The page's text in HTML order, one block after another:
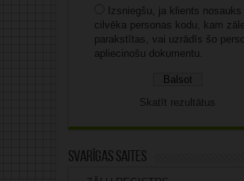
Izsniegšu, ja klients nosauks
cilvēka personas kodu, kam
parakstītas, vai uzrādīs šo
apliecinošu dokumentu.
Skatīt rezultātus
Svarīgas saites